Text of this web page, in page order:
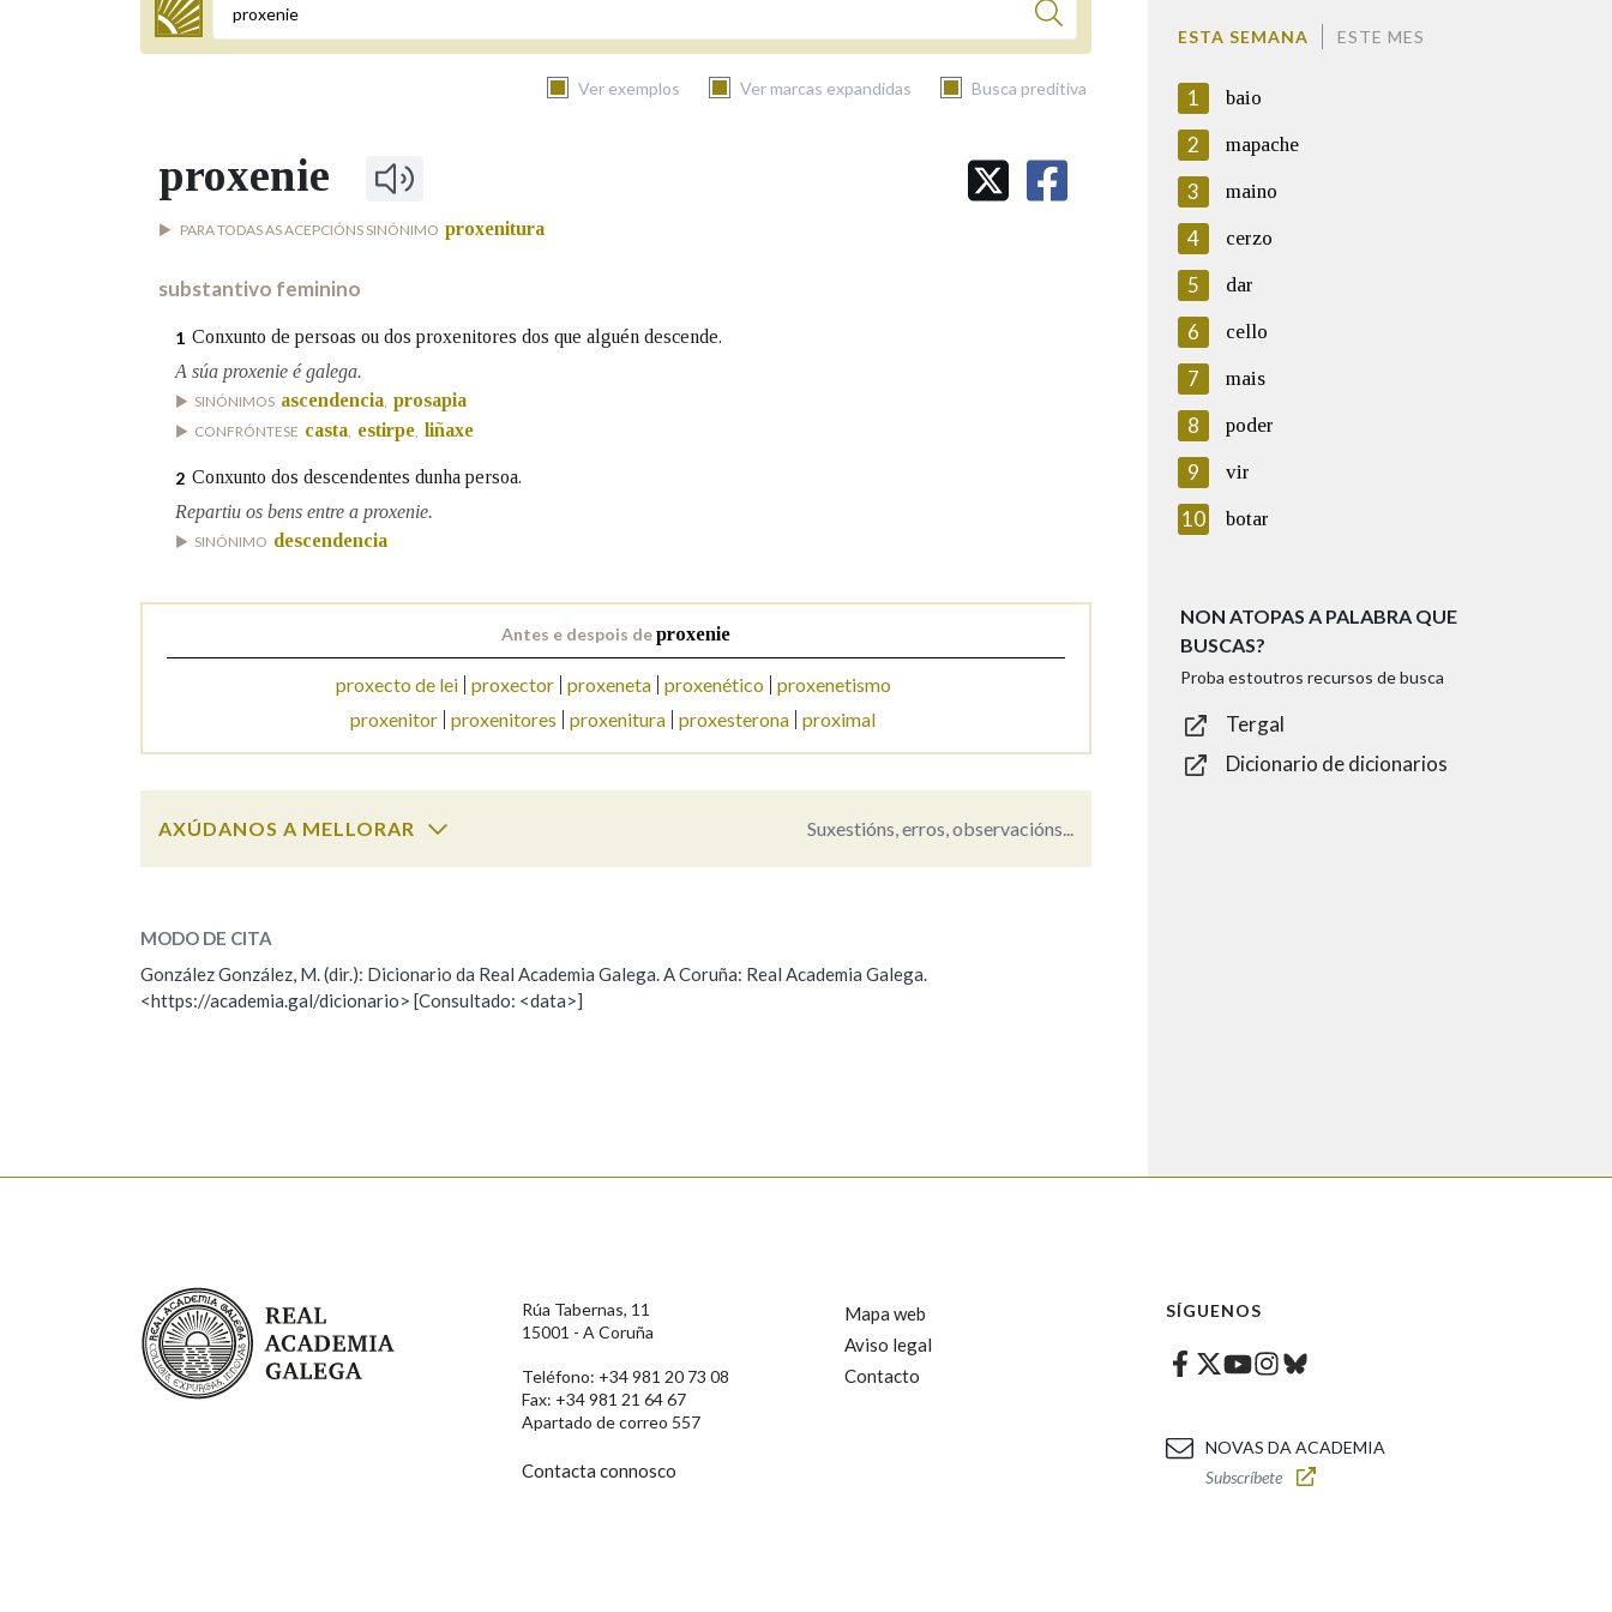
Termo a buscar
Ver exemplos Ver marcas expandidas Busca preditiva
BUSCAR NOS LEMAS
Comeza por
Remata por
Contén
Nos exemplos
OUTRAS OPCIÓNS DE BUSCA
AXUDA NA BUSCA LIMPAR
proxenie
PARA TODAS AS ACEPCIÓNS SINÓNIMO proxenitura
substantivo feminino
1 Conxunto de persoas ou dos proxenitores dos que alguén descende.
A súa proxenie é galega.
SINÓNIMOS ascendencia, prosapia
CONFRÓNTESE casta, estirpe, liñaxe
2 Conxunto dos descendentes dunha persoa.
Repartiu os bens entre a proxenie.
SINÓNIMO descendencia
Antes e despois deproxenie
proxecto de lei proxector proxeneta proxenético
proxenetismo
proxenitor proxenitores proxenitura proxesterona proximal
AXÚDANOS A MELLORAR Suxestións, erros, observacións...
ESCOLLE UNHA OPCIÓN:
Observación Hai un erro na palabra Propoño mellorar a definición
Comentario
MODO DE CITA
González González, M. (dir.): Dicionario da Real Academia Galega. A Coruña: Real Academia Galega.
<https://academia.gal/dicionario> [Consultado: <data>]
ESTA SEMANA ESTE MES
1 baio
2 mapache
3 maino
4 cerzo
5 dar
6 cello
7 mais
8 poder
9 vir
10 botar
NON ATOPAS A PALABRA QUE
BUSCAS?
Proba estoutros recursos de busca
Tergal
Dicionario de dicionarios
Real Academia Galega
Rúa Tabernas, 11
15001 - A Coruña
Teléfono: +34 981 20 73 08
Fax: +34 981 21 64 67
Apartado de correo 557
Contacta connosco
Mapa web
Aviso legal
Contacto
SÍGUENOS
Facebook
Twitter
Youtube
Instagram
Bluesky
NOVAS DA ACADEMIA
Subscríbete